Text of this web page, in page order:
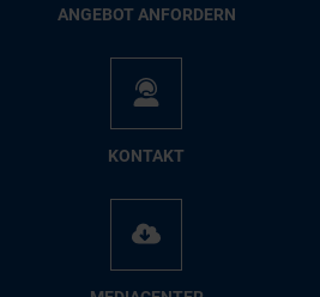
AN­GE­BOT AN­FOR­DERN
KON­TAKT